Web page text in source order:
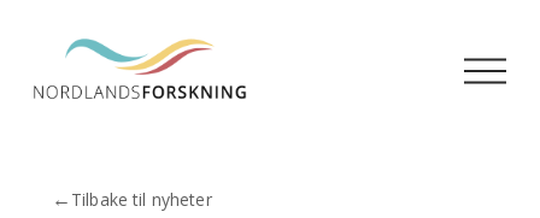
Å
p
← Tilbake til nyheter